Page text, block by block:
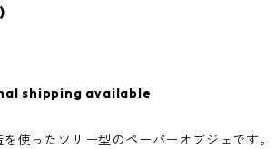
shipping available
使ったツリー型のペーパーオブジェです。